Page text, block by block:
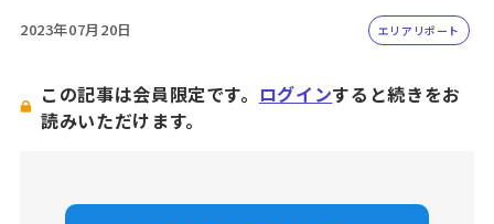
2023年07月20日 エリアリポート
この記事は会員限定です。 ログインすると続きをお
読みいただけます。